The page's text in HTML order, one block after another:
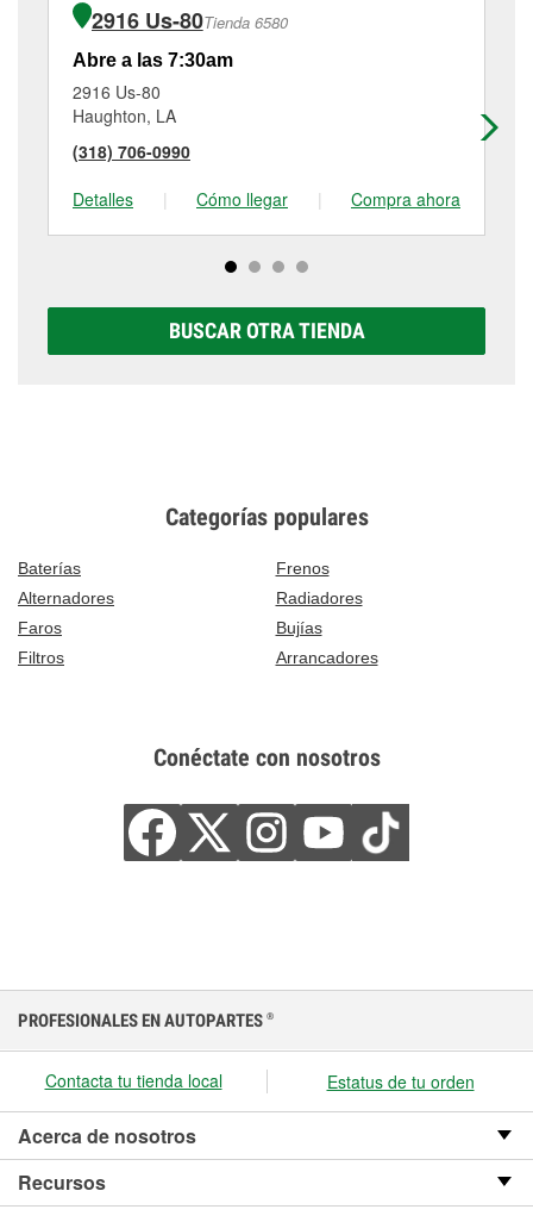
2916 Us-80Tienda 6580
Abre a las 7:30am
2916 Us-80
Haughton, LA
(318) 706-0990
Detalles
| Cómo llegar | Compra ahora
BUSCAR OTRA TIENDA
Categorías populares
Baterías
Frenos
Alternadores
Radiadores
Faros
Bujías
Filtros
Arrancadores
Conéctate con nosotros
PROFESIONALES EN AUTOPARTES ®
Contacta tu tienda local Estatus de tu orden
Acerca de nosotros
Recursos